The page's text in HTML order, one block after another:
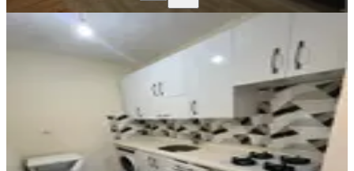
Adana Seyhan Baraj Yolunda
Apartman Dairesi İçerisinde Eşyalı
Kiralık 1+1
Seyhan, Sümer Mahallesi
1+1·65 m²·3. Kat·04.08.2026
16.500 ₺